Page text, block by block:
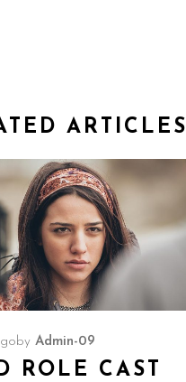
ARTICLES
by Admin-09
ROLE CAST